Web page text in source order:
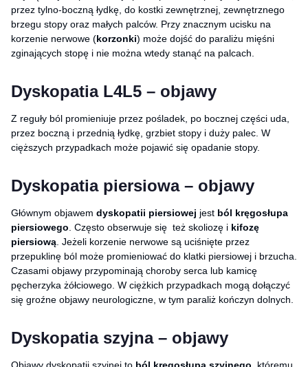
przez tylno-boczną łydkę, do kostki zewnętrznej, zewnętrznego
brzegu stopy oraz małych palców. Przy znacznym ucisku na
korzenie nerwowe (korzonki) może dojść do paraliżu mięśni
zginających stopę i nie można wtedy stanąć na palcach.
Dyskopatia L4L5 – objawy
Z reguły ból promieniuje przez pośladek, po bocznej części uda,
przez boczną i przednią łydkę, grzbiet stopy i duży palec. W
cięższych przypadkach może pojawić się opadanie stopy.
Dyskopatia piersiowa – objawy
Głównym objawem dyskopatii piersiowej jest ból kręgosłupa
piersiowego . Często obserwuje się też skoliozę i kifozę
piersiową . Jeżeli korzenie nerwowe są uciśnięte przez
przepuklinę ból może promieniować do klatki piersiowej i brzucha.
Czasami objawy przypominają choroby serca lub kamicę
pęcherzyka żółciowego. W ciężkich przypadkach mogą dołączyć
się groźne objawy neurologiczne, w tym paraliż kończyn dolnych.
Dyskopatia szyjna – objawy
Objawy dyskopatii szyjnej to ból kręgosłupa szyjnego , któremu